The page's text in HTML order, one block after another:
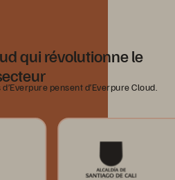
qui révolutionne le
pensent d’Everpure Cloud.